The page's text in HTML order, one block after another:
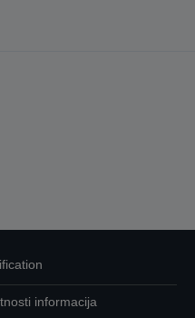
informacija